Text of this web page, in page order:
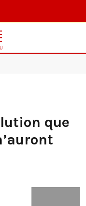
révolution que les
que